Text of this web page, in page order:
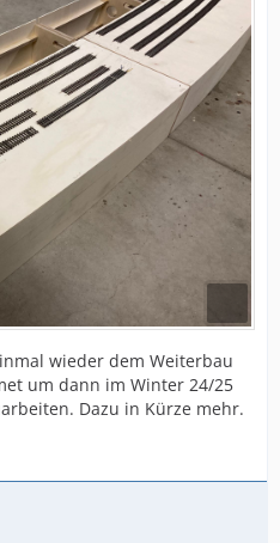
wieder dem Weiterbau
um dann im Winter 24/25
Dazu in Kürze mehr.